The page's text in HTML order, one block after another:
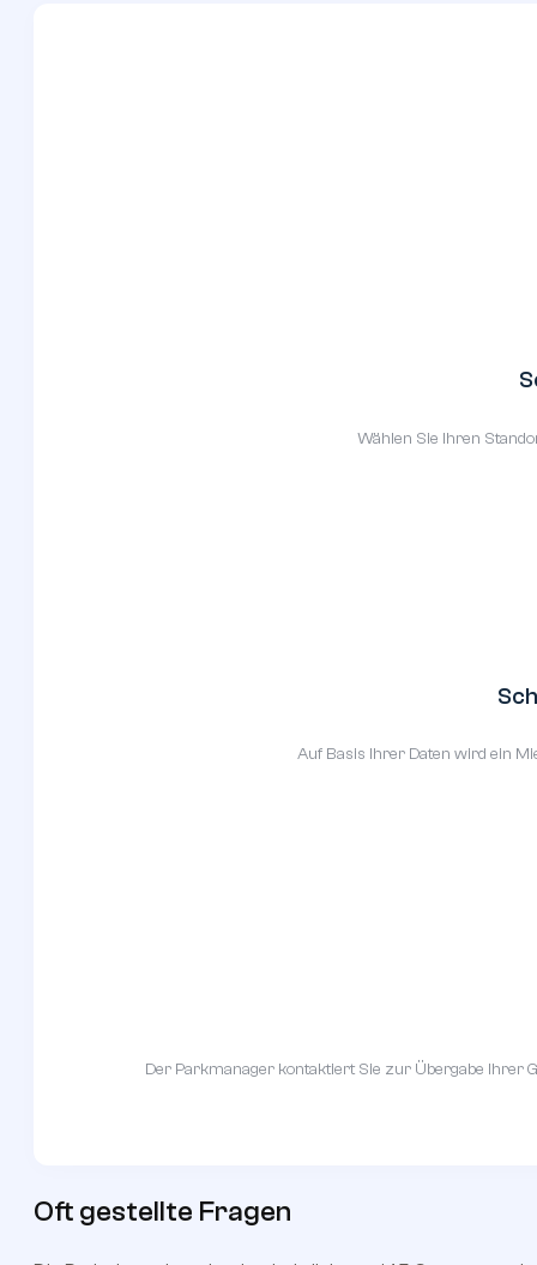
Wählen Sie Ihren
Auf Basis Ihrer Daten wird ein
Der Parkmanager kontaktiert Sie zur Übergabe Ihrer
Oft gestellte Fragen